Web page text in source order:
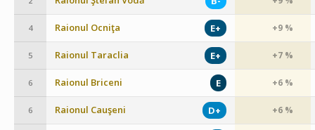
4 Raionul Ocniţa E+ +9 %
5 Raionul Taraclia E+ +7 %
6 Raionul Briceni E +6 %
6 Raionul Cauşeni D+ +6 %